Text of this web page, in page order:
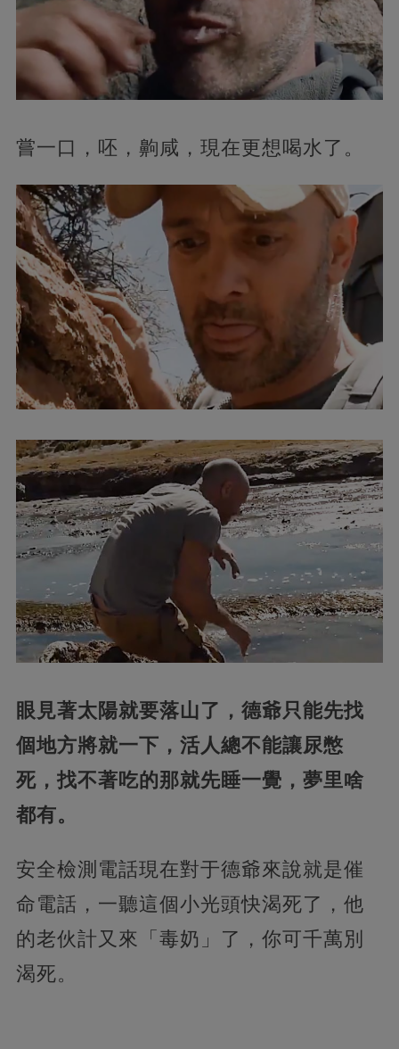
嘗一口，呸，齁咸，現在更想喝水了。
眼見著太陽就要落山了，德爺只能先找
個地方將就一下，活人總不能讓尿憋
死，找不著吃的那就先睡一覺，夢里啥
都有。
安全檢測電話現在對于德爺來說就是催
命電話，一聽這個小光頭快渴死了，他
的老伙計又來「毒奶」了，你可千萬別
渴死。